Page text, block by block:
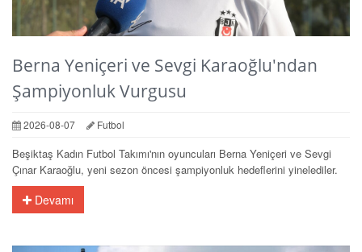
Berna Yeniçeri ve Sevgi Karaoğlu'ndan
Şampiyonluk Vurgusu
2026-08-07 Futbol
Beşiktaş Kadın Futbol Takımı'nın oyuncuları Berna Yeniçeri ve Sevgi
Çınar Karaoğlu, yeni sezon öncesi şampiyonluk hedeflerini yinelediler.
Devamı